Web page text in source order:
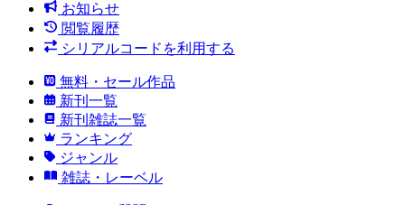
お知らせ
閲覧履歴
シリアルコードを利用する
無料・セール作品
新刊一覧
新刊雑誌一覧
ランキング
ジャンル
雑誌・レーベル